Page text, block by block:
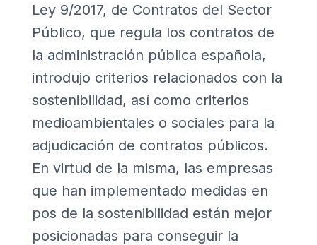
Ley 9/2017, de Contratos del Sector
Público, que regula los contratos de
la administración pública española,
introdujo criterios relacionados con la
sostenibilidad, así como criterios
medioambientales o sociales para la
adjudicación de contratos públicos.
En virtud de la misma, las empresas
que han implementado medidas en
pos de la sostenibilidad están mejor
posicionadas para conseguir la